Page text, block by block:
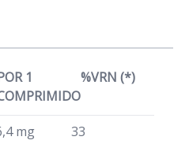
1
%VRN (*)
mg
33